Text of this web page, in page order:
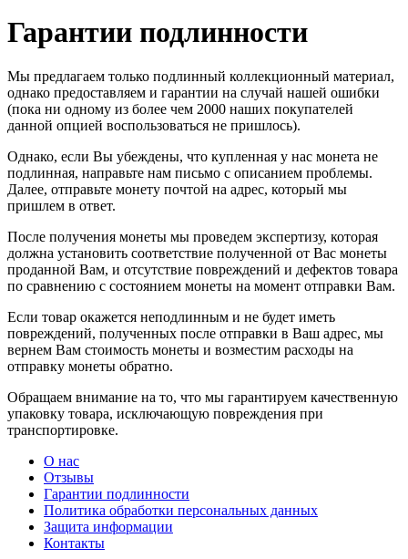
Гарантии подлинности
Мы предлагаем только подлинный коллекционный материал,
однако предоставляем и гарантии на случай нашей ошибки
(пока ни одному из более чем 2000 наших покупателей
данной опцией воспользоваться не пришлось).
Однако, если Вы убеждены, что купленная у нас монета не
подлинная, направьте нам письмо с описанием проблемы.
Далее, отправьте монету почтой на адрес, который мы
пришлем в ответ.
После получения монеты мы проведем экспертизу, которая
должна установить соответствие полученной от Вас монеты
проданной Вам, и отсутствие повреждений и дефектов товара
по сравнению с состоянием монеты на момент отправки Вам.
Если товар окажется неподлинным и не будет иметь
повреждений, полученных после отправки в Ваш адрес, мы
вернем Вам стоимость монеты и возместим расходы на
отправку монеты обратно.
Обращаем внимание на то, что мы гарантируем качественную
упаковку товара, исключающую повреждения при
транспортировке.
О нас
Отзывы
Гарантии подлинности
Политика обработки персональных данных
Защита информации
Контакты